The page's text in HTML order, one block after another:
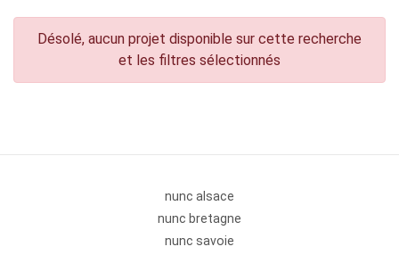
Désolé, aucun projet disponible sur cette recherche
et les filtres sélectionnés
nunc alsace
nunc bretagne
nunc savoie